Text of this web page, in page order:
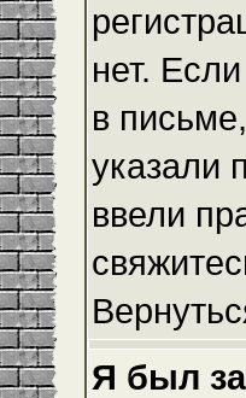
нет.
в
указали
ввели
Я был